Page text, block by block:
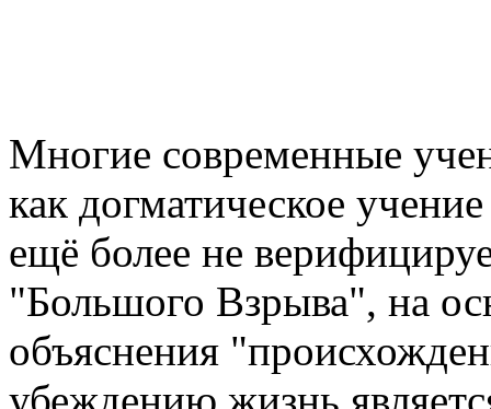
Многие современные
как догматическое
ещё более не
"Большого Взрыва", на
объяснения